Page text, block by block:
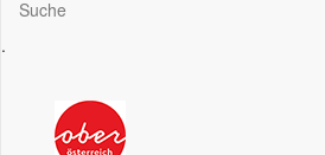
Suche
.